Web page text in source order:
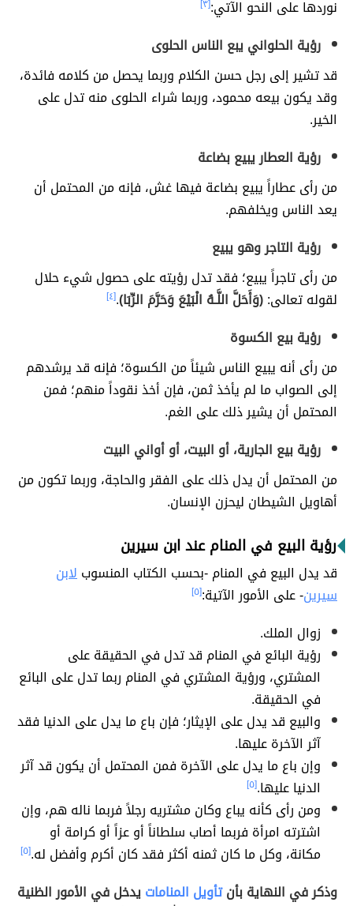
نوردها على النحو الآتي:[٣]
رؤية الحلوانييبع الناس الحلوى
قد تشير إلى رجل حسن الكلام وربما يحصل من كلامه فائدة،
وقد يكون بيعه محمود، وربما شراء الحلوى منه تدل على
الخير.
رؤية العطار يبيع بضاعة
من رأى عطاراً يبيع بضاعة فيها غش، فإنه من المحتمل أن
يعد الناس ويخلفهم.
رؤية التاجر وهو يبيع
من رأى تاجراً يبيع؛ فقد تدل رؤيته على حصول شيء حلال
لقوله تعالى:(وَأَحَلَّ اللَّـهُ الْبَيْعَ وَحَرَّمَ الرِّبَا).[٤]
رؤية بيع الكسوة
من رأى أنه يبيع الناس شيئاً من الكسوة؛ فإنه قد يرشدهم
إلى الصواب ما لم يأخذ ثمن، فإن أخذ نقوداً منهم؛ فمن
المحتمل أن يشير ذلك على الغم.
رؤية بيع الجارية، أو البيت، أو أواني البيت
من المحتمل أن يدل ذلك على الفقر والحاجة، وربما تكون من
أهاويل الشيطان ليحزن الإنسان.
رؤية البيع في المنام عند ابن سيرين
قد يدل البيع في المنام -بحسب الكتاب المنسوبلابن
سيرين- على الأمور الآتية:[٥]
زوال الملك.
رؤية البائع في المنام قد تدل في الحقيقة على
المشتري، ورؤية المشتري في المنام ربما تدل على البائع
في الحقيقة.
والبيع قد يدل على الإيثار؛ فإن باع ما يدل على الدنيا فقد
آثر الآخرة عليها.
وإن باع ما يدل على الآخرة فمن المحتمل أن يكون قد آثر
الدنيا عليها.[٥]
ومن رأى كأنه يباع وكان مشتريه رجلاً فربما ناله هم، وإن
اشترته امرأة فربما أصاب سلطاناً أو عزاً أو كرامة أو
مكانة، وكل ما كان ثمنه أكثر فقد كان أكرم وأفضل له.[٥]
وذكر في النهاية بأنتأويل المناماتيدخل في الأمور الظنية